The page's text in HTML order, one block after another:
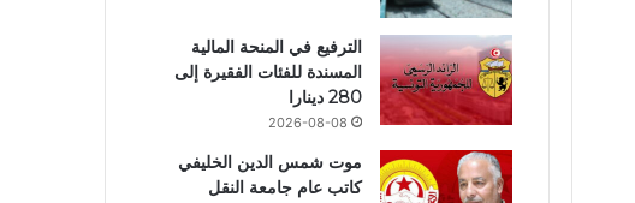
الترفيع في المنحة المالية
المسندة للفئات الفقيرة إلى
280 دينارا
2026-08-08
موت شمس الدين الخليفي
كاتب عام جامعة النقل